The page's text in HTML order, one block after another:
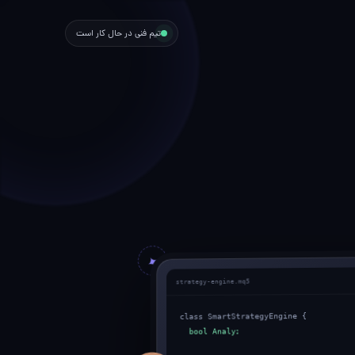
تیم فنی در حال کار است
strategy-engine.mq5
class SmartStrategyEngine {
bool AnalyzeMarket() {